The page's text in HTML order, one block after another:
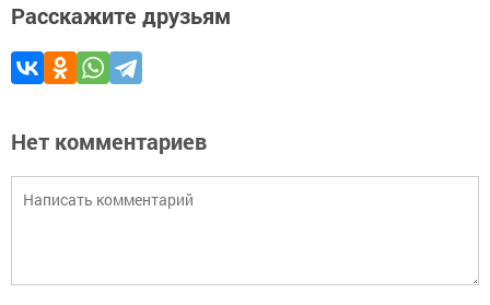
Расскажите друзьям
Нет комментариев